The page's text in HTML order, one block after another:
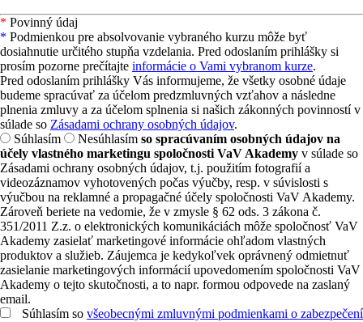
* Povinný údaj
* Podmienkou pre absolvovanie vybraného kurzu môže byť
dosiahnutie určitého stupňa vzdelania. Pred odoslaním prihlášky si
prosím pozorne prečítajte informácie o Vami vybranom kurze.
Pred odoslaním prihlášky Vás informujeme, že všetky osobné údaje
budeme spracúvať za účelom predzmluvných vzťahov a následne
plnenia zmluvy a za účelom splnenia si našich zákonných povinností v
súlade so Zásadami ochrany osobných údajov.
Súhlasím
Nesúhlasím so spracúvaním osobných údajov na
účely vlastného marketingu spoločnosti VaV Akademy v súlade so
Zásadami ochrany osobných údajov, t.j. použitím fotografií a
videozáznamov vyhotovených počas výučby, resp. v súvislosti s
výučbou na reklamné a propagačné účely spoločnosti VaV Akademy.
Zároveň beriete na vedomie, že v zmysle § 62 ods. 3 zákona č.
351/2011 Z.z. o elektronických komunikáciách môže spoločnosť VaV
Akademy zasielať marketingové informácie ohľadom vlastných
produktov a služieb. Záujemca je kedykoľvek oprávnený odmietnuť
zasielanie marketingových informácií upovedomením spoločnosti VaV
Akademy o tejto skutočnosti, a to napr. formou odpovede na zaslaný
email.
Súhlasím so všeobecnými zmluvnými podmienkami o zabezpečení